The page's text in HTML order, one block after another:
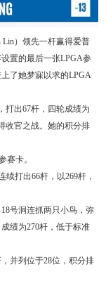
）领先一杆赢得爱普
置的最后一张LPGA参
了她梦寐以求的LPGA
出67杆，四轮成绩为
收官之战。她的积分排
卡。
打出66杆，以269杆，
号洞连抓两只小鸟，弥
绩为270杆，低于标准
并列位于28位，积分排